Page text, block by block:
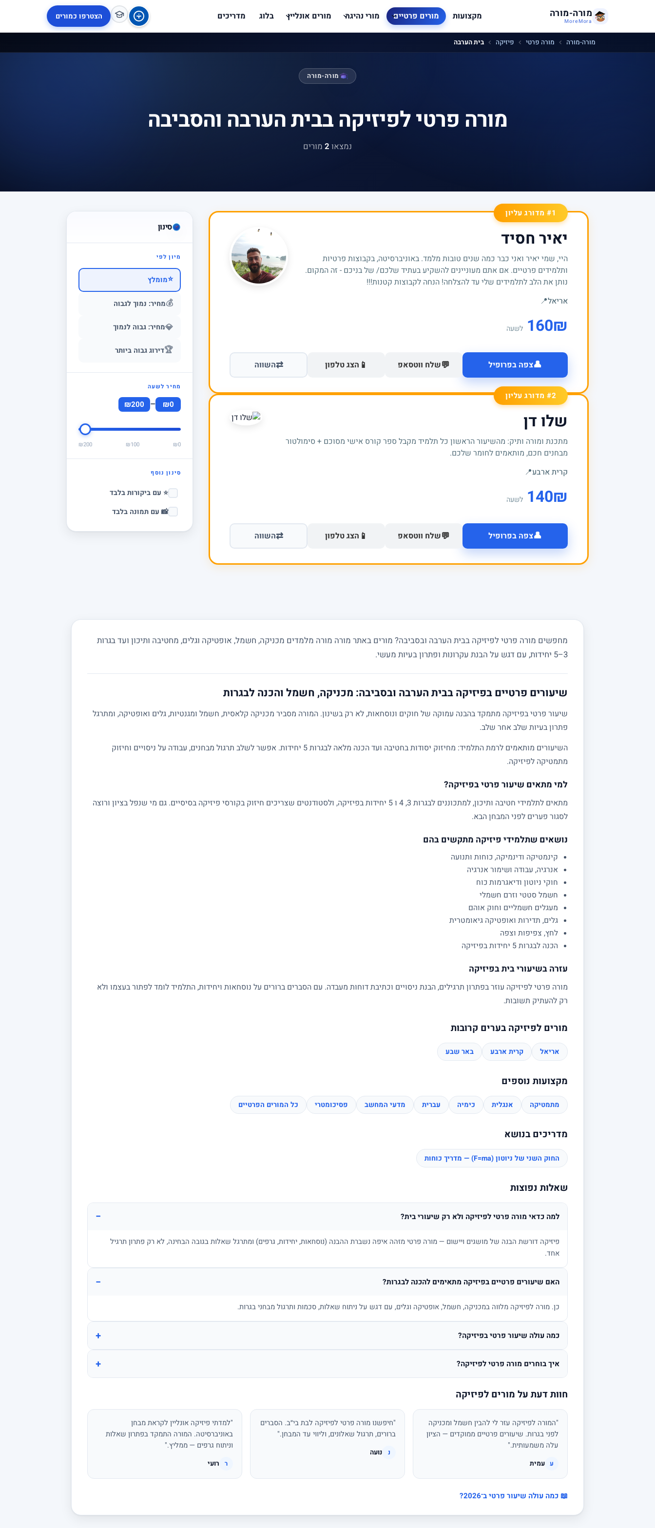
מורה-מורה
MoreMora מקצועות מורים פרטיים מורי נהיגה מורים אונליין בלוג מדריכים הצטרפו כמורים
מורה-מורה מורה פרטי פיזיקה בית הערבה
מורה-מורה
מורה פרטי לפיזיקה בבית הערבה והסביבה
נמצאו 2 מורים
סינון
מיון לפי
⭐מומלץ
💰מחיר: נמוך לגבוה
💎מחיר: גבוה לנמוך
🏆דירוג גבוה ביותר
מחיר לשעה
₪0
–
₪200
₪0
₪100
₪200
סינון נוסף
⭐ עם ביקורות בלבד
📸 עם תמונה בלבד
#1 מדורג עליון
יאיר חסיד
היי, שמי יאיר ואני כבר כמה שנים טובות מלמד. באוניברסיטה, בקבוצות פרטיות
ותלמידים פרטיים. אם אתם מעוניינים להשקיע בעתיד שלכם/ של בניכם - זה המקום.
נותן את הלב לתלמידים שלי עד להצלחה! הנחה לקבוצות קטנות!!!
אריאל📍
₪
160 לשעה
👤צפה בפרופיל 💬שלח ווטסאפ 📱 הצג טלפון ⇄השווה
#2 מדורג עליון
שלו דן
מתכנת ומורה ותיק: מהשיעור הראשון כל תלמיד מקבל ספר קורס אישי מסוכם + סימולטור
מבחנים חכם, מותאמים לחומר שלכם.
קרית ארבע📍
₪
140 לשעה
👤צפה בפרופיל 💬שלח ווטסאפ 📱 הצג טלפון ⇄השווה
מחפשים מורה פרטי לפיזיקה בבית הערבה ובסביבה? מורים באתר מורה מורה מלמדים מכניקה, חשמל, אופטיקה וגלים, מחטיבה ותיכון ועד בגרות
3–5 יחידות, עם דגש על הבנת עקרונות ופתרון בעיות מעשי.
שיעורים פרטיים בפיזיקה בבית הערבה ובסביבה: מכניקה, חשמל והכנה לבגרות
שיעור פרטי בפיזיקה מתמקד בהבנה עמוקה של חוקים ונוסחאות, לא רק בשינון. המורה מסביר מכניקה קלאסית, חשמל ומגנטיות, גלים ואופטיקה, ומתרגל
פתרון בעיות שלב אחר שלב.
השיעורים מותאמים לרמת התלמיד: מחיזוק יסודות בחטיבה ועד הכנה מלאה לבגרות 5 יחידות. אפשר לשלב תרגול מבחנים, עבודה על ניסויים וחיזוק
מתמטיקה לפיזיקה.
למי מתאים שיעור פרטי בפיזיקה?
מתאים לתלמידי חטיבה ותיכון, למתכוננים לבגרות 3, 4 ו 5 יחידות בפיזיקה, ולסטודנטים שצריכים חיזוק בקורסי פיזיקה בסיסיים. גם מי שנפל בציון ורוצה
לסגור פערים לפני המבחן הבא.
נושאים שתלמידי פיזיקה מתקשים בהם
קינמטיקה ודינמיקה, כוחות ותנועה
אנרגיה, עבודה ושימור אנרגיה
חוקי ניוטון ודיאגרמות כוח
חשמל סטטי וזרם חשמלי
מעגלים חשמליים וחוק אוהם
גלים, תדירות ואופטיקה גיאומטרית
לחץ, צפיפות וצפה
הכנה לבגרות 5 יחידות בפיזיקה
עזרה בשיעורי בית בפיזיקה
מורה פרטי לפיזיקה עוזר בפתרון תרגילים, הבנת ניסויים וכתיבת דוחות מעבדה. עם הסברים ברורים על נוסחאות ויחידות, התלמיד לומד לפתור בעצמו ולא
רק להעתיק תשובות.
מורים לפיזיקה בערים קרובות
אריאל קרית ארבע באר שבע
מקצועות נוספים
מתמטיקה אנגלית כימיה עברית מדעי המחשב פסיכומטרי כל המורים הפרטיים
מדריכים בנושא
החוק השני של ניוטון (F=ma) — מדריך כוחות
שאלות נפוצות
למה כדאי מורה פרטי לפיזיקה ולא רק שיעורי בית? −
פיזיקה דורשת הבנה של מושגים ויישום — מורה פרטי מזהה איפה נשברת ההבנה (נוסחאות, יחידות, גרפים) ומתרגל שאלות בגובה הבחינה, לא רק פתרון תרגיל
אחד.
האם שיעורים פרטיים בפיזיקה מתאימים להכנה לבגרות? −
כן. מורה לפיזיקה מלווה במכניקה, חשמל, אופטיקה וגלים, עם דגש על ניתוח שאלות, סכמות ותרגול מבחני בגרות.
כמה עולה שיעור פרטי בפיזיקה? +
איך בוחרים מורה פרטי לפיזיקה? +
חוות דעת על מורים לפיזיקה
"המורה לפיזיקה עזר לי להבין חשמל ומכניקה
לפני בגרות. שיעורים פרטיים ממוקדים — הציון
עלה משמעותית."
ע עמית
"חיפשנו מורה פרטי לפיזיקה לבת בי״ב. הסברים
ברורים, תרגול שאלונים, וליווי עד המבחן."
נ נועה
"למדתי פיזיקה אונליין לקראת מבחן
באוניברסיטה. המורה התמקד בפתרון שאלות
וניתוח גרפים — ממליץ."
ר רועי
📖 כמה עולה שיעור פרטי ב־2026?